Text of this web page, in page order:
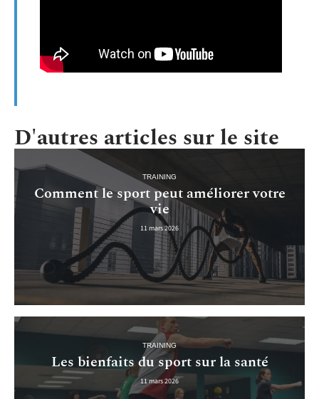
D'autres articles sur le site
TRAINING
Comment le sport peut améliorer votre
vie
11 mars 2026
TRAINING
Les bienfaits du sport sur la santé
11 mars 2026